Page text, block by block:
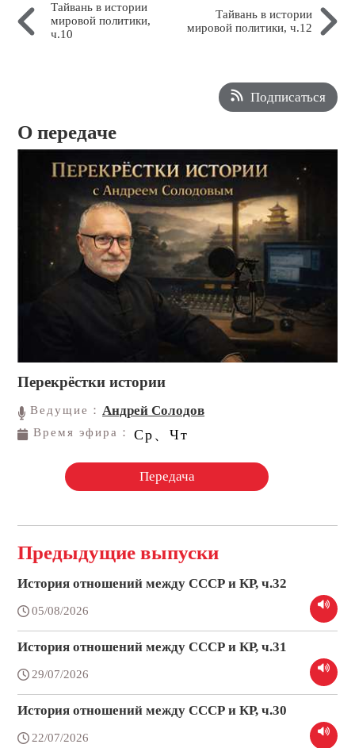
Тайвань в истории
мировой политики,
ч.10
Тайвань в истории
мировой политики, ч.12
Подписаться
О передаче
Перекрёстки истории
Ведущие： Андрей Солодов
Время эфира： Ср、Чт
Передача
Предыдущие выпуски
История отношений между СССР и КР, ч.32
05/08/2026
История отношений между СССР и КР, ч.31
29/07/2026
История отношений между СССР и КР, ч.30
22/07/2026